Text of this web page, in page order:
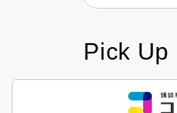
Pick Up